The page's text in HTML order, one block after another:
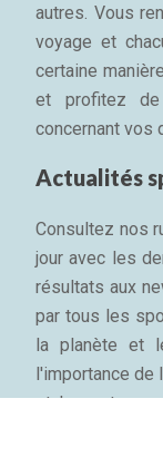
autres. Vous
voyage et
certaine
et profitez de
concernant vos
Actualités
Consultez nos
jour avec les
résultats aux
par tous les
la planète et
l'importance de
et les astuces